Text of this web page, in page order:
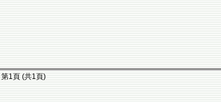
第1頁 (共1頁)